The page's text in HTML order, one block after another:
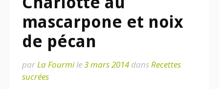
mascarpone et noix
de pécan
parLa Fourmile3 mars 2014 dansRecettes
sucrées